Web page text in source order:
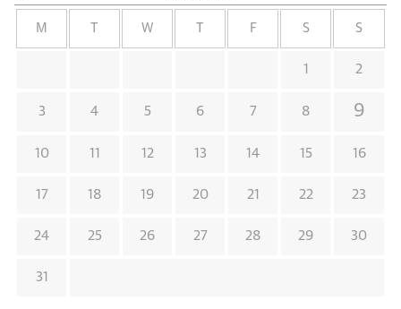
M W F S S
1 2
3 4 5 6 7 8 9
10 11 12 13 14 15 16
17 18 19 20 21 22 23
24 25 26 27 28 29 30
31